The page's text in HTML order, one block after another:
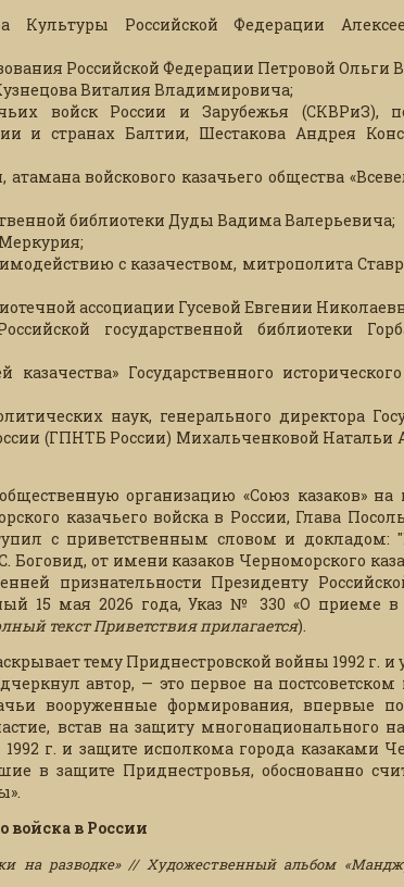
Культуры Российской Федерации
Российской Федерации Петровой Ольги
Виталия Владимировича;
войск России и Зарубежья (СКВРиЗ),
и странах Балтии, Шестакова Андрея
атамана войскового казачьего общества
библиотеки Дуды Вадима Валерьевича;
с казачеством, митрополита
ассоциации Гусевой Евгении
государственной библиотеки
Государственного
наук, генерального директора
(ГПНТБ России) Михальченковой Натальи
организацию «Союз казаков» на
казачьего войска в России, Глава
с приветственным словом и докладом:
Боговид, от имени казаков Черноморского
признательности Президенту
15 мая 2026 года, Указ № 330 «О приеме в
текст Приветствия прилагается).
тему Приднестровской войны 1992 г. и
автор, — это первое на постсоветском
вооруженные формирования, впервые
встав на защиту многонационального
г. и защите исполкома города казаками
в защите Приднестровья, обоснованно
войска в России
на разводке» // Художественный альбом